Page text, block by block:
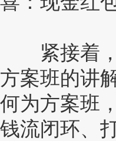
紧接着，
方案班的讲
何为方案班
钱流闭环、